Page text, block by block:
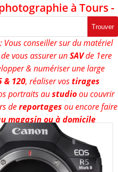
à Tours -
Trouver
: Vous conseiller sur du matériel
vous assurer unSAVde 1ere
& numériser une large
& 120, réaliser vostirages
portraits austudioou couvrir
dereportages ou encore faire
magasin ou à domicile